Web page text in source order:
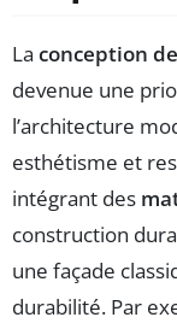
La conception
devenue une
l’architecture
esthétisme et
intégrant des
construction
une façade
durabilité. Par